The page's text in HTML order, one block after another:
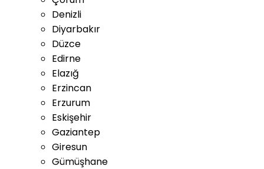
Denizli
Diyarbakır
Düzce
Edirne
Elazığ
Erzincan
Erzurum
Eskişehir
Gaziantep
Giresun
Gümüşhane